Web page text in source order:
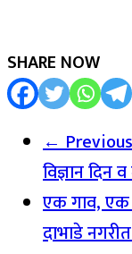
SHARE NOW
← Previous
विज्ञान दिन
एक गाव, एक
दाभाडे